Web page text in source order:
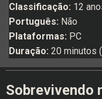
Classificação: 12
Português: Não
Plataformas: PC
Duração: 20 minutos
Sobrevivendo